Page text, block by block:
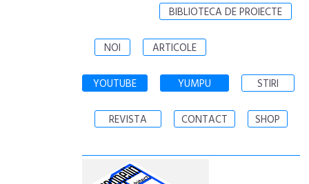
BIBLIOTECA DE PROIECTE
NOI ARTICOLE
YOUTUBE YUMPU STIRI
REVISTA CONTACT SHOP